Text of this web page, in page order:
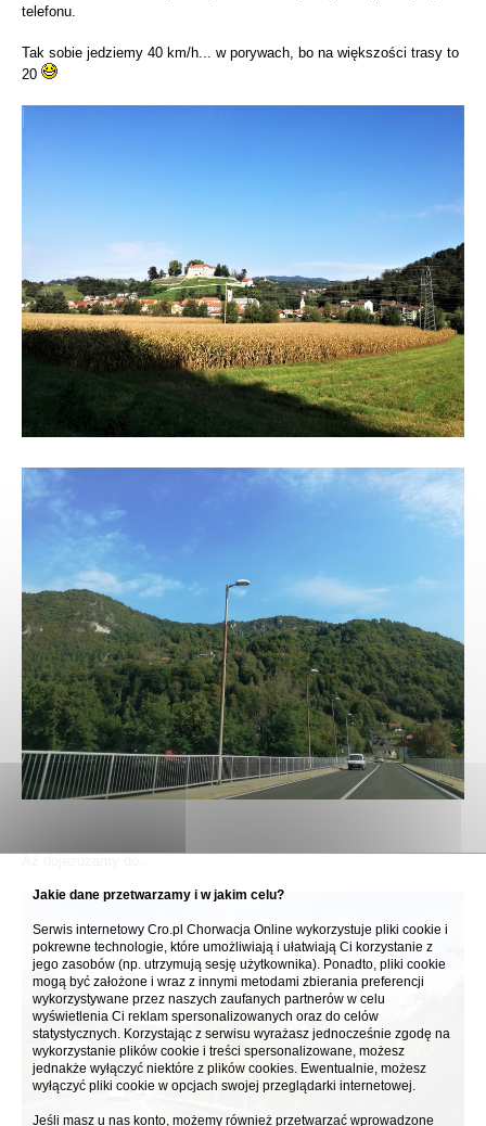
telefonu.
Tak sobie jedziemy 40 km/h... w porywach, bo na większości trasy to
20
Jakie dane przetwarzamy i w jakim celu?
Serwis internetowy Cro.pl Chorwacja Online wykorzystuje pliki cookie i
pokrewne technologie, które umożliwiają i ułatwiają Ci korzystanie z
jego zasobów (np. utrzymują sesję użytkownika). Ponadto, pliki cookie
mogą być założone i wraz z innymi metodami zbierania preferencji
wykorzystywane przez naszych zaufanych partnerów w celu
wyświetlenia Ci reklam spersonalizowanych oraz do celów
statystycznych. Korzystając z serwisu wyrażasz jednocześnie zgodę na
wykorzystanie plików cookie i treści spersonalizowane, możesz
jednakże wyłączyć niektóre z plików cookies. Ewentualnie, możesz
wyłączyć pliki cookie w opcjach swojej przeglądarki internetowej.
Jeśli masz u nas konto, możemy również przetwarzać wprowadzone